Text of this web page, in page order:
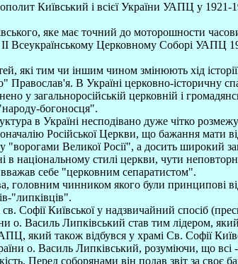
Київський і всієї України УАПЦ у 1921-
яке має точний до моторошности
ІІ Всеукраїнському Церковному Соборі
тим чи іншим чином змінюють хід
Православ'я. В Україні церковно-історичну
у загальноросійській церковній і
богоносця".
в Україні несподівано дуже чітко
Російської Церкви, що бажання мати
Великої Росії", а досить широкий
в національному стилі церкви, чути
вважав себе "церковним сепаратистом".
головним чинником якого були
"липківців".
Київської у надзвичайний спосіб
о. Василь Липківський став тим лідером,
який також відбувся у храмі Св. Софії
о. Василь Липківський, розуміючи, що всі -
Перед соборянами він подав звіт за своє